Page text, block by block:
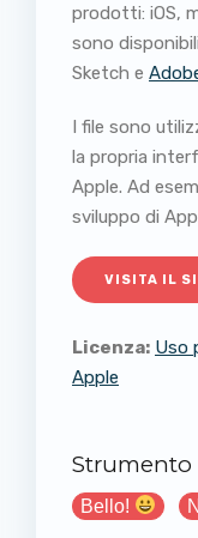
prodotti: iOS,
sono
Sketch e
I file sono
la propria
Apple. Ad
sviluppo di
VISITA IL
Licenza: Uso
Apple
Strumento
Bello!